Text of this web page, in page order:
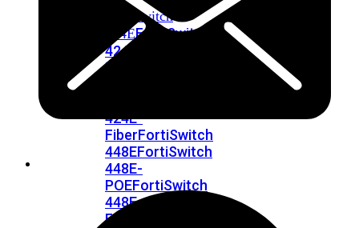
FortiSwitch
424EFortiSwitch
424E-
POE
424E-
FiberFortiSwitch
448EFortiSwitch
448E-
POEFortiSwitch
448E-
FPOE